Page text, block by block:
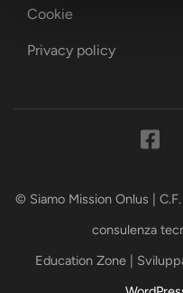
INFO LEGALI
© Siamo Mission Onlus |